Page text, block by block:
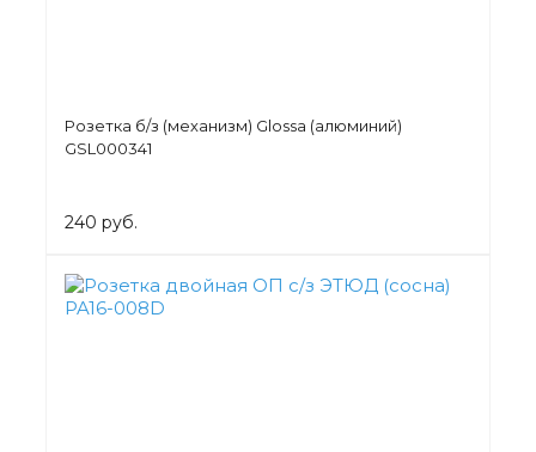
Розетка б/з (механизм) Glossa (алюминий)
GSL000341
240 руб.